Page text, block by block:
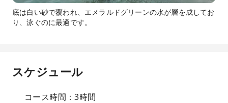
底は白い砂で覆われ、エメラルドグリーンの水が層を成してお
り、泳ぐのに最適です。
スケジュール
コース時間：3時間